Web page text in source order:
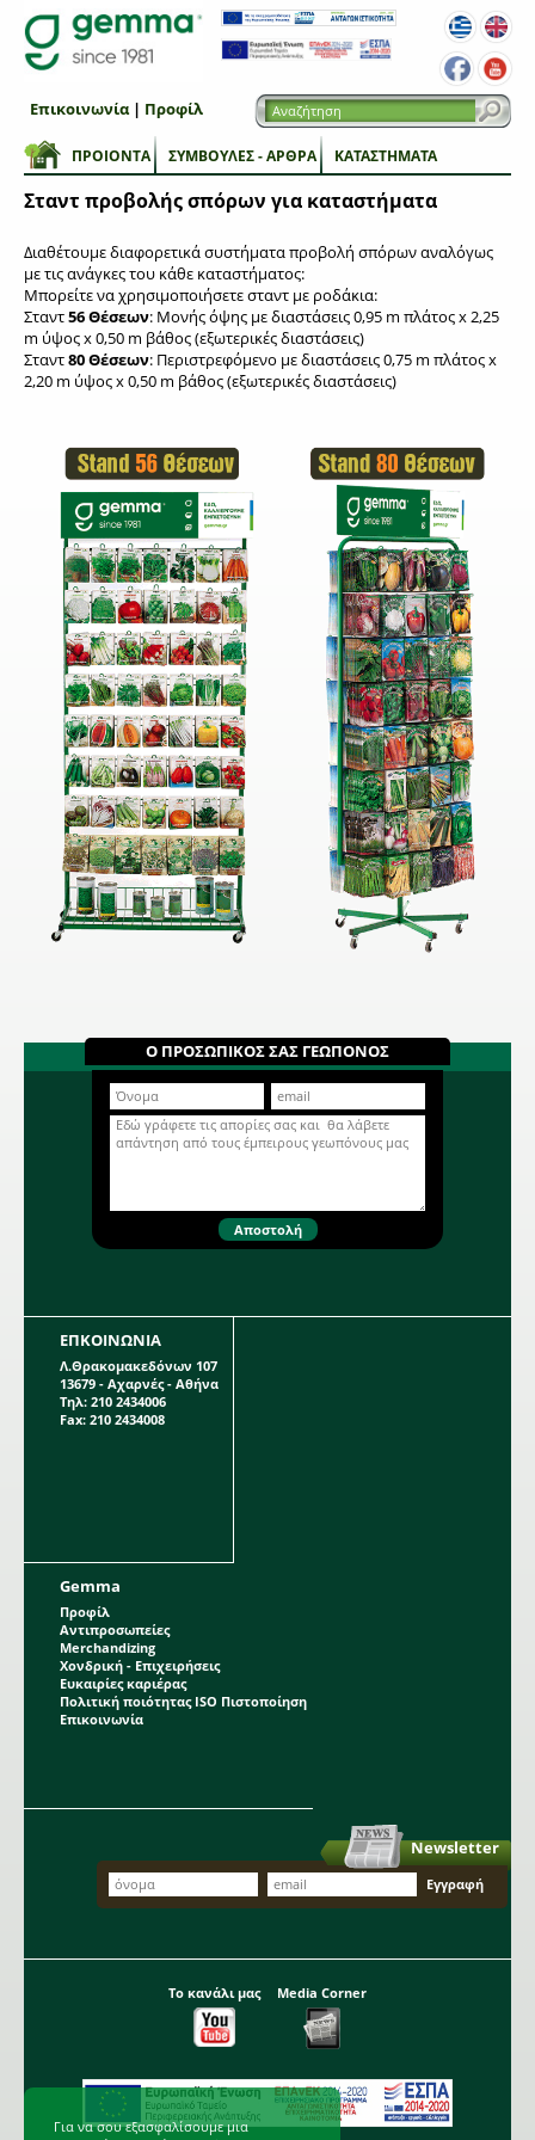
ΠΡΟΙΟΝΤΑ ΣΥΜΒΟΥΛΕΣ - ΑΡΘΡΑ ΚΑΤΑΣΤΗΜΑΤΑ
Επικοινωνία| Προφίλ
Σταντ προβολής σπόρων για καταστήματα
Διαθέτουμε διαφορετικά συστήματα προβολή σπόρων αναλόγως
με τις ανάγκες του κάθε καταστήματος:
Μπορείτε να χρησιμοποιήσετε σταντ με ροδάκια:
Σταντ56 Θέσεων: Μονής όψης με διαστάσεις 0,95 m πλάτος x 2,25
m ύψος x 0,50 m βάθος (εξωτερικές διαστάσεις)
Σταντ80 Θέσεων: Περιστρεφόμενο με διαστάσεις 0,75 m πλάτος x
2,20 m ύψος x 0,50 m βάθος (εξωτερικές διαστάσεις)
Ο ΠΡΟΣΩΠΙΚΟΣ ΣΑΣ ΓΕΩΠΟΝΟΣ
ΕΠΚΟΙΝΩΝΙΑ
Λ.Θρακομακεδόνων 107
13679 - Αχαρνές - Αθήνα
Τηλ: 210 2434006
Fax: 210 2434008
Gemma
Προφίλ
Αντιπροσωπείες
Merchandizing
Χονδρική - Επιχειρήσεις
Ευκαιρίες καριέρας
Πολιτική ποιότητας ISO Πιστοποίηση
Επικοινωνία
Newsletter
Το κανάλι μας Media Corner
Για να σου εξασφαλίσουμε μια